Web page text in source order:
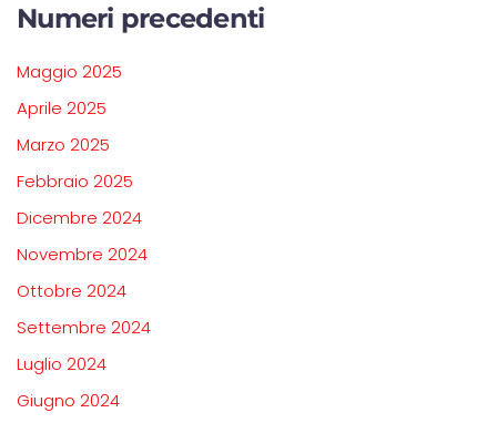
Numeri precedenti
Maggio 2025
Aprile 2025
Marzo 2025
Febbraio 2025
Dicembre 2024
Novembre 2024
Ottobre 2024
Settembre 2024
Luglio 2024
Giugno 2024